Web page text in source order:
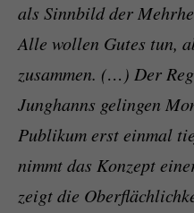
als Sinnbild der
Alle wollen Gutes tun,
zusammen. (…) Der
Junghanns gelingen
Publikum erst einmal
nimmt das Konzept
zeigt die